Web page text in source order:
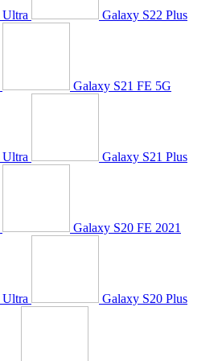
Ultra Galaxy S22 Plus
Galaxy S21 FE 5G
Ultra Galaxy S21 Plus
Galaxy S20 FE 2021
Ultra Galaxy S20 Plus